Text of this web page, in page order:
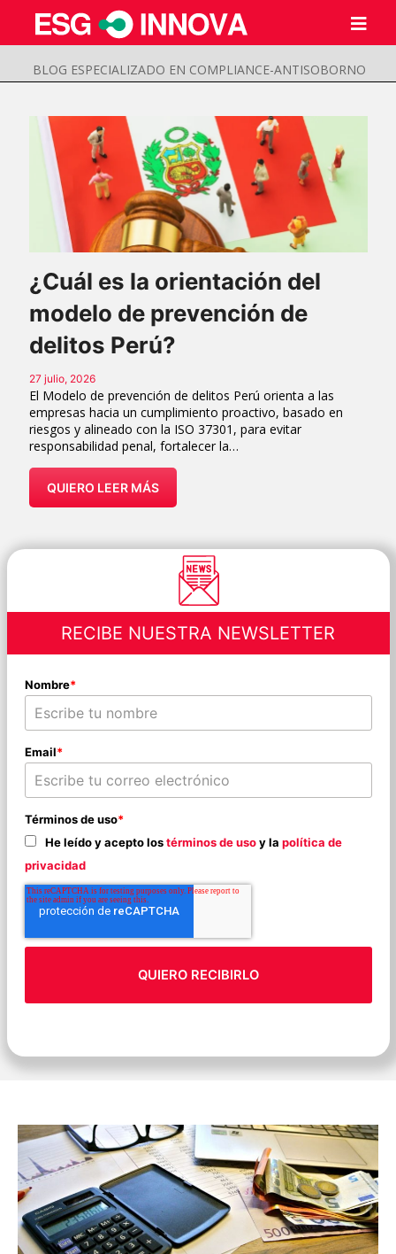
BLOG ESPECIALIZADO EN COMPLIANCE-ANTISOBORNO
¿Cuál es la orientación del
modelo de prevención de
delitos Perú?
27 julio, 2026
El Modelo de prevención de delitos Perú orienta a las
empresas hacia un cumplimiento proactivo, basado en
riesgos y alineado con la ISO 37301, para evitar
responsabilidad penal, fortalecer la…
QUIERO LEER MÁS
RECIBE NUESTRA NEWSLETTER
Nombre*
Email*
Términos de uso*
He leído y acepto lostérminos de usoy la política de
privacidad